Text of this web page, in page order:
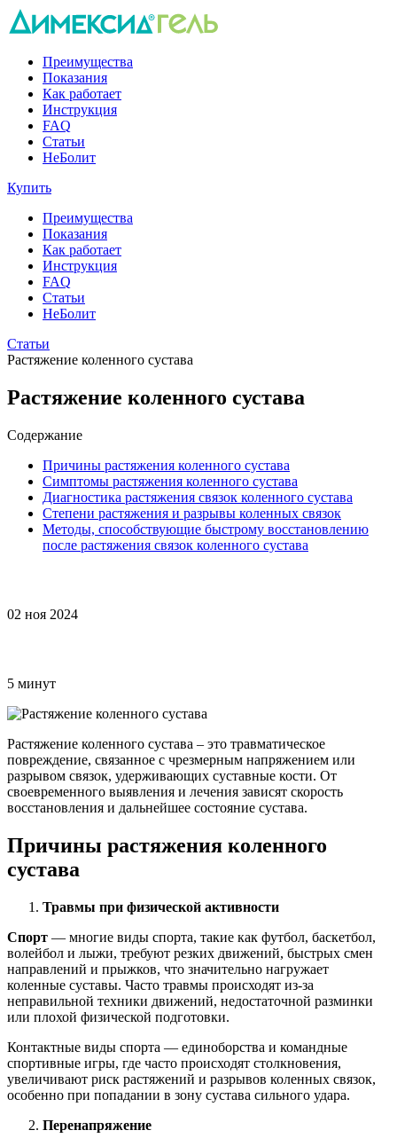
Преимущества
Показания
Как работает
Инструкция
FAQ
Статьи
НеБолит
Купить
Преимущества
Показания
Как работает
Инструкция
FAQ
Статьи
НеБолит
Статьи
Растяжение коленного сустава
Растяжение коленного сустава
Содержание
Причины растяжения коленного сустава
Симптомы растяжения коленного сустава
Диагностика растяжения связок коленного сустава
Степени растяжения и разрывы коленных связок
Методы, способствующие быстрому восстановлению
после растяжения связок коленного сустава
02 ноя 2024
5 минут
Растяжение коленного сустава – это травматическое
повреждение, связанное с чрезмерным напряжением или
разрывом связок, удерживающих суставные кости. От
своевременного выявления и лечения зависят скорость
восстановления и дальнейшее состояние сустава.
Причины растяжения коленного
сустава
Травмы при физической активности
Спорт — многие виды спорта, такие как футбол, баскетбол,
волейбол и лыжи, требуют резких движений, быстрых смен
направлений и прыжков, что значительно нагружает
коленные суставы. Часто травмы происходят из-за
неправильной техники движений, недостаточной разминки
или плохой физической подготовки.
Контактные виды спорта — единоборства и командные
спортивные игры, где часто происходят столкновения,
увеличивают риск растяжений и разрывов коленных связок,
особенно при попадании в зону сустава сильного удара.
Перенапряжение